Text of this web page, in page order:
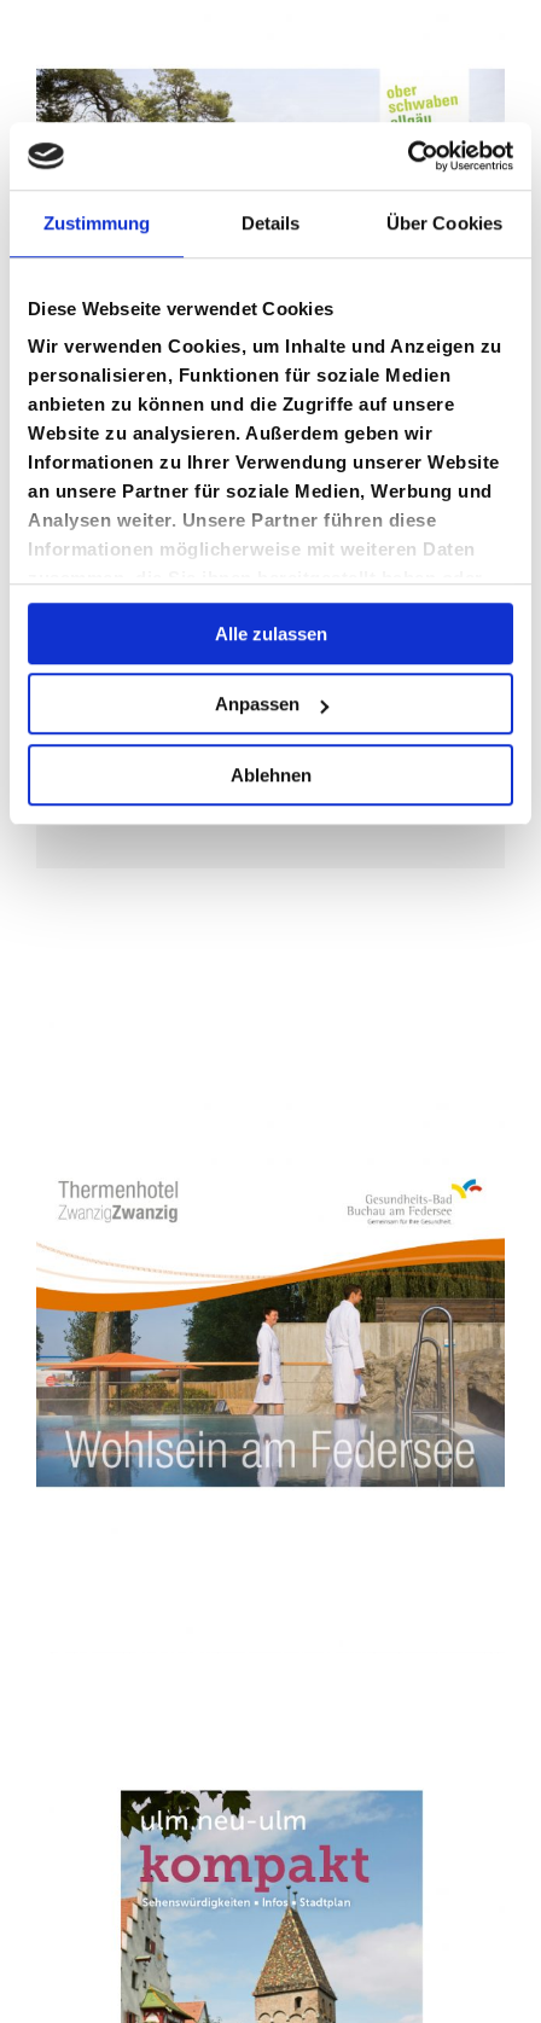
Zustimmung Details Über Cookies
Diese Webseite verwendet Cookies
Wir verwenden Cookies, um Inhalte und Anzeigen zu
personalisieren, Funktionen für soziale Medien
anbieten zu können und die Zugriffe auf unsere
Website zu analysieren. Außerdem geben wir
Informationen zu Ihrer Verwendung unserer Website
an unsere Partner für soziale Medien, Werbung und
Analysen weiter. Unsere Partner führen diese
Informationen möglicherweise mit weiteren Daten
die sie im Rahmen Ihrer Nutzung der Dienste
Alle zulassen
Anpassen
Ablehnen